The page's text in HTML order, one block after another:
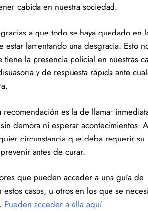
cabida en nuestra sociedad.
a que todo se haya quedado en
estar lamentando una desgracia. Esto
la presencia policial en nuestras
y de respuesta rápida ante
recomendación es la de llamar
demora ni esperar acontecimientos.
circunstancia que deba requerir su
antes de curar.
que pueden acceder a una guía de
casos, u otros en los que se
Pueden acceder a ella aquí.